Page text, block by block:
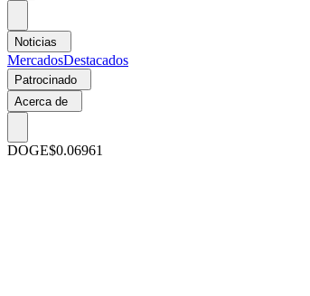
Noticias
MercadosDestacados
Patrocinado
Acerca de
DOGE$0.06961